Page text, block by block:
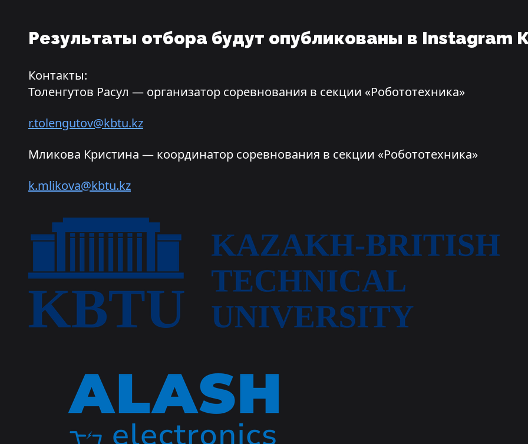
Результаты отбора будут опубликованы в Instagram
Контакты:
Толенгутов Расул — организатор соревнования в секции «Робототехника»
r.tolengutov@kbtu.kz
Мликова Кристина — координатор соревнования в секции «Робототехника»
k.mlikova@kbtu.kz